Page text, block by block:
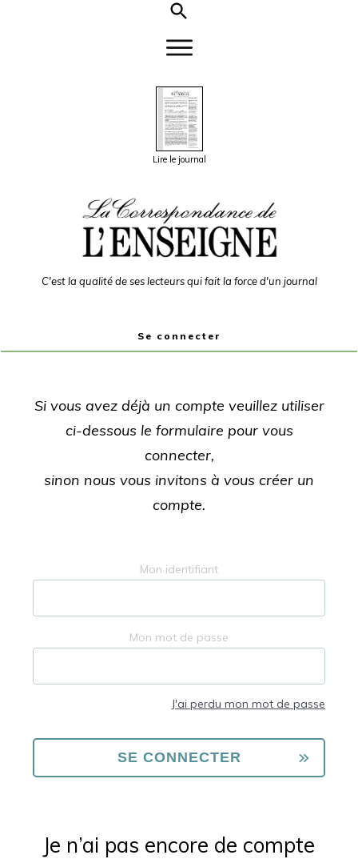
Lire le journal
C'est la qualité de ses lecteurs qui fait la force d'un journal
Se connecter
Si vous avez déjà un compte veuillez utiliser
ci-dessous le formulaire pour vous
connecter,
sinon nous vous invitons à vous créer un
compte.
Mon identifiant
Mon mot de passe
J'ai perdu mon mot de passe
Je n’ai pas encore de compte